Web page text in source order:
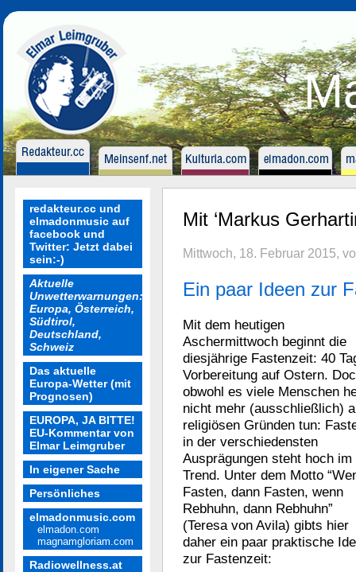
redakteur.cc und
elmadonmusic auf
facebook und
Twitter: Jetzt dabei
sein:-)
Aktuelle
Unwetterwarnungen:
Europa, Österreich,
Südtirol,
Deutschland,
Schweiz
Das aktuelle
Europa-Wetter (mit
Prognosen)
EUROPA, JA BITTE!
EU-Kommentar von
Elmar Leimgruber
In eigener Sache
Persönliches
elmadonmusic.com
elmadon.com
magnamgloriam.com
Radiowellness.at
Mit ‘Markus
Mittwoch, 18. Februar 2015,
Ein paar Ideen zur
Mit dem heutigen
Aschermittwoch beginnt die
diesjährige Fastenzeit: 40
Vorbereitung auf Ostern.
obwohl es viele Menschen
nicht mehr (ausschließlich)
religiösen Gründen tun:
in der verschiedensten
Ausprägungen steht hoch im
Trend. Unter dem Motto
Fasten, dann Fasten, wenn
Rebhuhn, dann Rebhuhn”
(Teresa von Avila) gibts hier
daher ein paar praktische
zur Fastenzeit: